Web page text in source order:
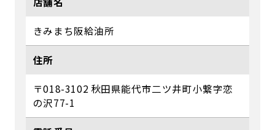
きみまち阪給油所
住所
〒018-3102 秋田県能代市二ツ井町小繋字恋
の沢77-1